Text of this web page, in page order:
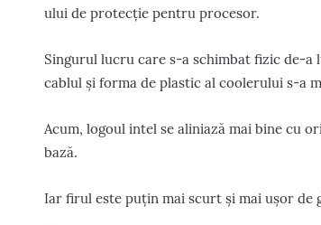
ului de protecție pentru procesor.
Singurul lucru care s-a schimbat fizic de-a
cablul și forma de plastic al coolerului s-a
Acum, logoul intel se aliniază mai bine cu
bază.
Iar firul este puțin mai scurt și mai ușor de